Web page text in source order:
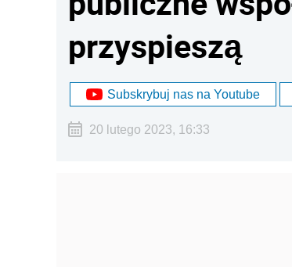
przyspieszą
Subskrybuj nas na Youtube
20 lutego 2023, 16:33